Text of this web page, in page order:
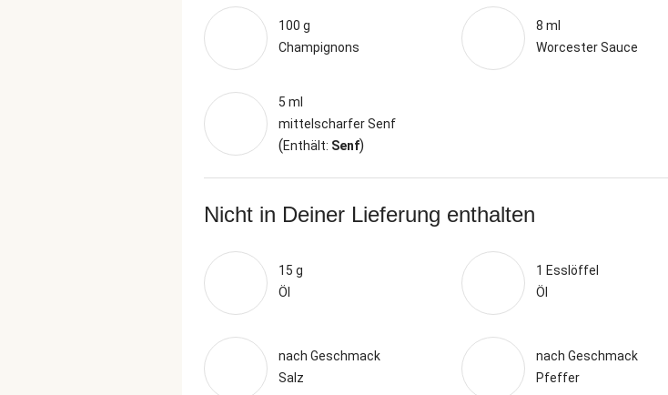
100 g
Champignons
8 ml
Worcester Sauce
5 ml
mittelscharfer Senf
(Enthält: Senf)
Nicht in Deiner Lieferung enthalten
15 g
Öl
1 Esslöffel
Öl
nach Geschmack
Salz
nach Geschmack
Pfeffer